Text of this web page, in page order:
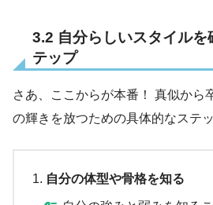
3.2 自分らしいスタイルを
テップ
さあ、ここからが本番！ 真似から
の輝きを放つための具体的なステ
自分の体型や骨格を知る